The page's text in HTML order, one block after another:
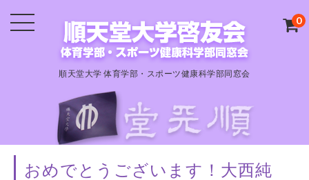
順天堂大学 体育学部・スポーツ健康科学部同窓会
0
おめでとうございます！大西純